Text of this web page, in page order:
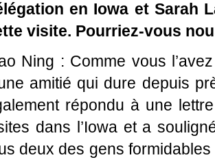
en Iowa et Sarah
visite. Pourriez-vous
Ning : Comme vous
amitié qui dure depuis
répondu à une
dans l’Iowa et a
deux des gens